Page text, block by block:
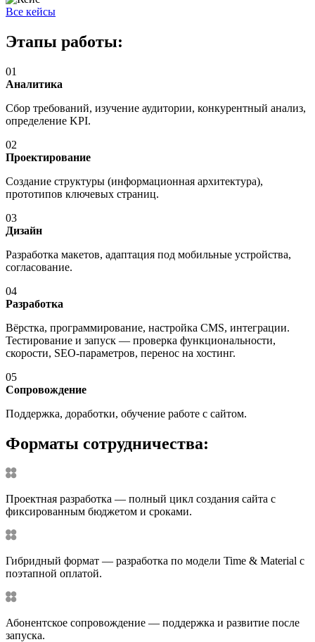
Все кейсы
Этапы работы:
01
Аналитика
Сбор требований, изучение аудитории, конкурентный анализ,
определение KPI.
02
Проектирование
Создание структуры (информационная архитектура),
прототипов ключевых страниц.
03
Дизайн
Разработка макетов, адаптация под мобильные устройства,
согласование.
04
Разработка
Вёрстка, программирование, настройка CMS, интеграции.
Тестирование и запуск — проверка функциональности,
скорости, SEO-параметров, перенос на хостинг.
05
Сопровождение
Поддержка, доработки, обучение работе с сайтом.
Форматы сотрудничества:
Проектная разработка — полный цикл создания сайта с
фиксированным бюджетом и сроками.
Гибридный формат — разработка по модели Time & Material с
поэтапной оплатой.
Абонентское сопровождение — поддержка и развитие после
запуска.